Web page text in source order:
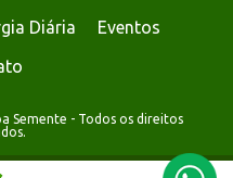
Diária
Eventos
Semente - Todos os direitos